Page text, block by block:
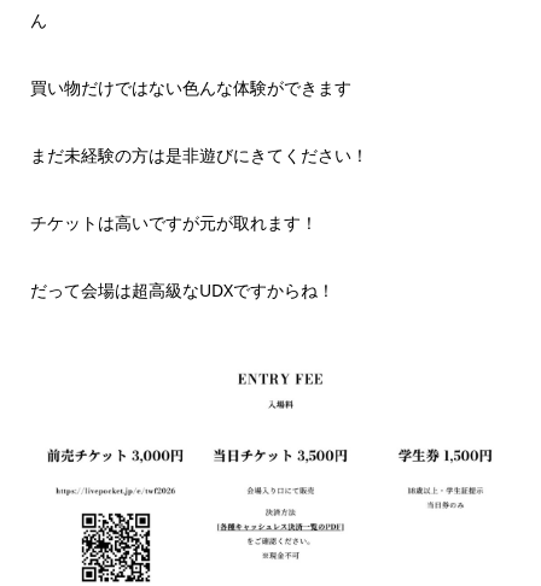
ん
買い物だけではない色んな体験ができます
まだ未経験の方は是非遊びにきてください！
チケットは高いですが元が取れます！
だって会場は超高級なUDXですからね！